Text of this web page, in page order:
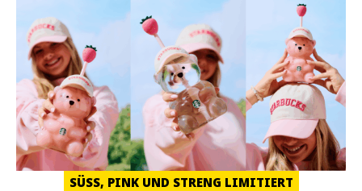
SÜSS, PINK UND STRENG LIMITIERT